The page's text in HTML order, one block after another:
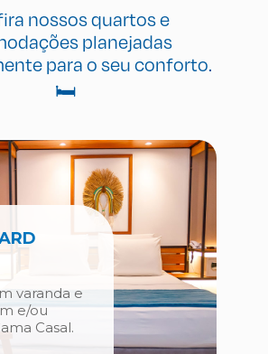
nossos quartos e
planejadas
para o seu conforto.
🛏️
varanda e
e/ou
Casal.